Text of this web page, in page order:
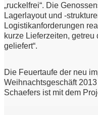
„ruckelfrei“. Die
Lagerlayout und -
Logistikanforderungen
kurze Lieferzeiten, getreu
geliefert“.
Die Feuertaufe der neu
Weihnachtsgeschäft
Schaefers ist mit dem